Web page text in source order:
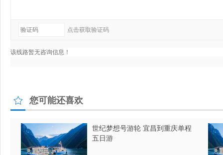
您可能还喜欢
世纪梦想号游轮 宜昌到重庆单程
五日游